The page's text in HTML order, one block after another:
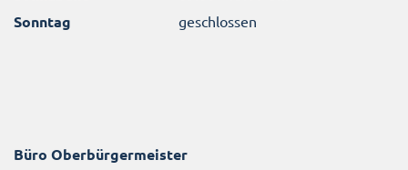
Sonntag geschlossen
Büro Oberbürgermeister